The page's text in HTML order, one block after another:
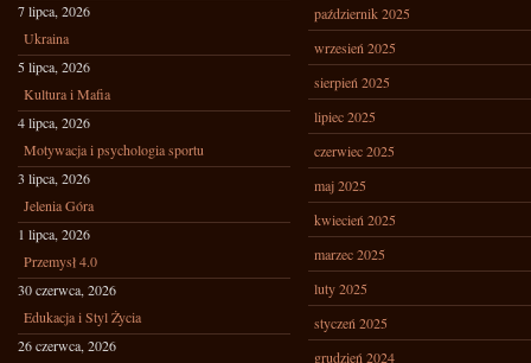
7 lipca, 2026
Ukraina
5 lipca, 2026
Kultura i Mafia
4 lipca, 2026
Motywacja i psychologia sportu
3 lipca, 2026
Jelenia Góra
1 lipca, 2026
Przemysł 4.0
30 czerwca, 2026
Edukacja i Styl Życia
26 czerwca, 2026
październik 2025
wrzesień 2025
sierpień 2025
lipiec 2025
czerwiec 2025
maj 2025
kwiecień 2025
marzec 2025
luty 2025
styczeń 2025
grudzień 2024